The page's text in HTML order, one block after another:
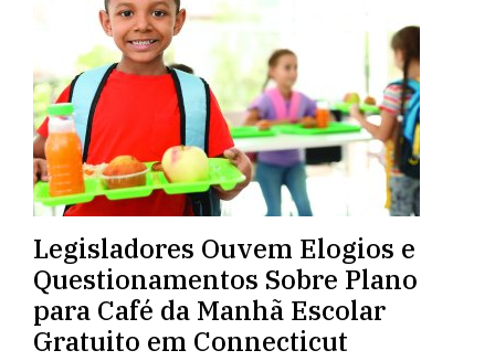
Legisladores Ouvem Elogios e
Questionamentos Sobre Plano
para Café da Manhã Escolar
Gratuito em Connecticut